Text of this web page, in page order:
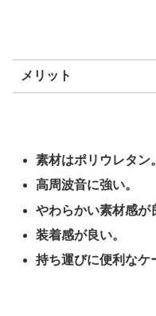
メリット
素材はポリウレタン。
高周波音に強い。
やわらかい素材感が
装着感が良い。
持ち運びに便利なケ